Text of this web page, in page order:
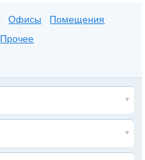
Офисы
Помещения
Прочее